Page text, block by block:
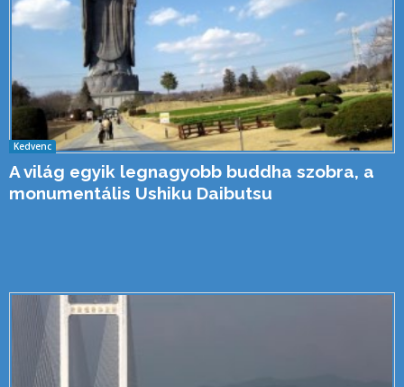
Kedvenc
A világ egyik legnagyobb buddha szobra, a
monumentális Ushiku Daibutsu